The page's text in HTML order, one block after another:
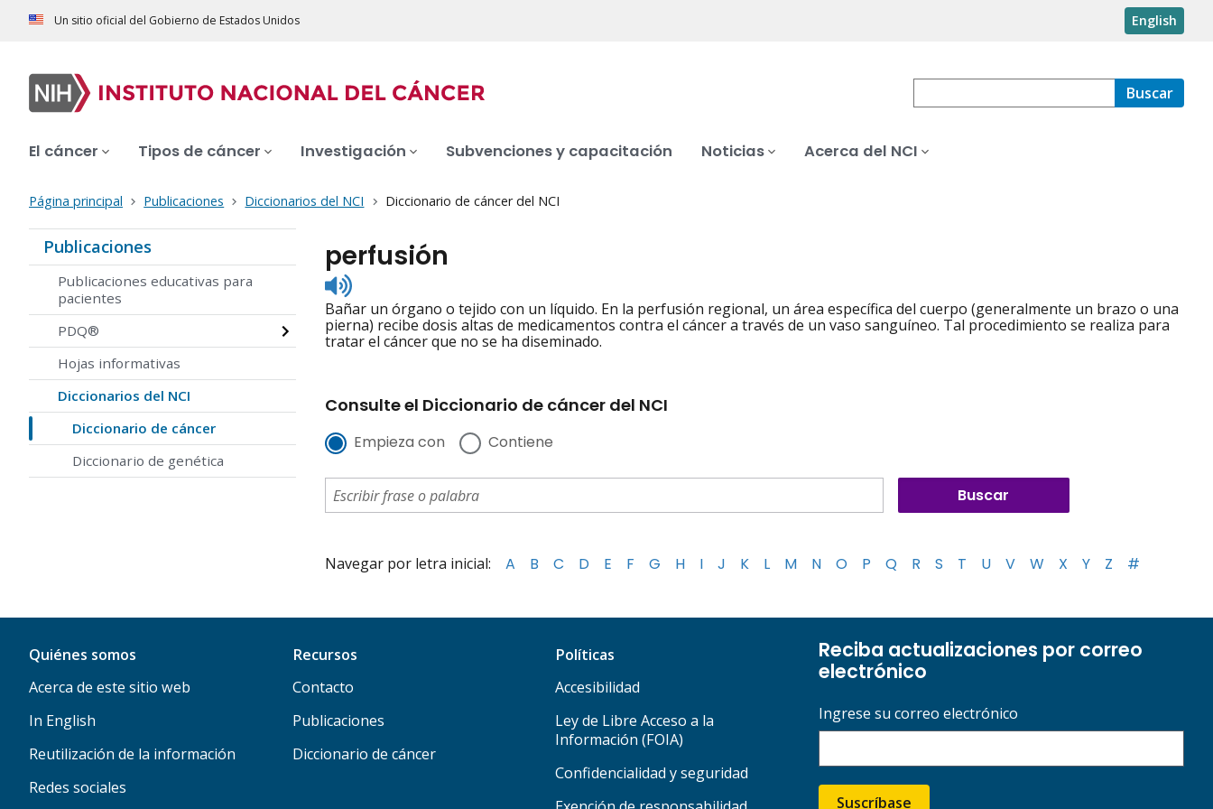
Un sitio oficial del Gobierno de Estados Unidos English
Buscar
El cáncer Tipos de cáncer Investigación Subvenciones y capacitación Noticias Acerca del NCI
Página principal Publicaciones Diccionarios del NCI Diccionario de cáncer del NCI
Publicaciones
Publicaciones educativas para
pacientes
PDQ®
Hojas informativas
Diccionarios del NCI
Diccionario de cáncer
Diccionario de genética
perfusión
Listen
to
pronunciation
Bañar un órgano o tejido con un líquido. En la perfusión regional, un área específica del cuerpo (generalmente un brazo o una
pierna) recibe dosis altas de medicamentos contra el cáncer a través de un vaso sanguíneo. Tal procedimiento se realiza para
tratar el cáncer que no se ha diseminado.
Consulte el Diccionario de cáncer del NCI
Empieza con Contiene
Navegar por letra inicial: A B C D E F G H I J K L M N O P Q R S T U V W X Y Z #
Quiénes somos
Acerca de este sitio web
In English
Reutilización de la información
Redes sociales
Recursos
Contacto
Publicaciones
Diccionario de cáncer
Políticas
Accesibilidad
Ley de Libre Acceso a la
Información (FOIA)
Confidencialidad y seguridad
Reciba actualizaciones por correo
electrónico
Ingrese su correo electrónico
Suscríbase